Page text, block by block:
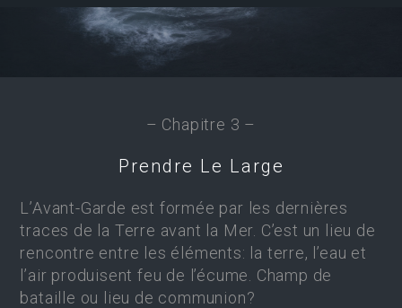
– Chapitre 3 –
Prendre Le Large
L’Avant-Garde est formée par les dernières
traces de la Terre avant la Mer. C’est un lieu de
rencontre entre les éléments: la terre, l’eau et
l’air produisent feu de l’écume. Champ de
bataille ou lieu de communion?